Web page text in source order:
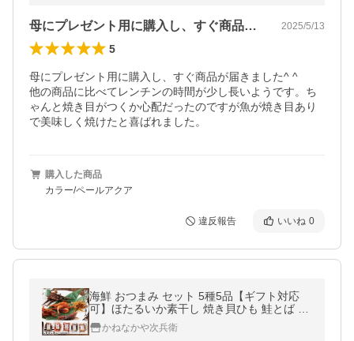
母にプレゼント用に購入し、すぐ商品が届… 2025/5/13
5
母にプレゼント用に購入し、すぐ商品が届きました^ ^
他の商品に比べてレンチンの時間が少し長いようです。ち
ゃんと焼き目がつくか心配だったのですが魚が焼き目あり
で美味しく焼けたと喜ばれました。
購入した商品
カラー/ペールアクア
違反報告 いいね 0
海鮮 おつまみ セット 5種5品【ギフト対応
可】ほたるいか素干し 焼き貝ひも 鮭とば 浜
干し甘えび 丸干しいか 国内加工 ギフト 珍味
乾物【A配送：常温】
かねなかや次兵衛